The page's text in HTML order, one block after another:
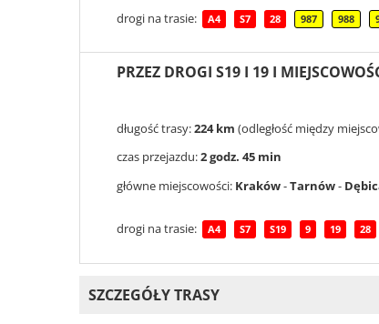
drogi na trasie: A4 S7 28 987 988
PRZEZ DROGI S19 I 19 I
długość trasy:224 km (odległość między
czas przejazdu:2 godz. 45 min
główne miejscowości: Kraków-Tarnów-
drogi na trasie: A4 S7 S19 9 19 28
SZCZEGÓŁY TRASY